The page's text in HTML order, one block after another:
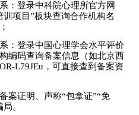
：登录中科院心理所官方网
训项目”板块查询合作机构名
：登录中国心理学会水平评价
编码查询备案信息（如北京西
OR-L79JEu，可直接查到备案资
案证明、声称“包拿证”“免
。